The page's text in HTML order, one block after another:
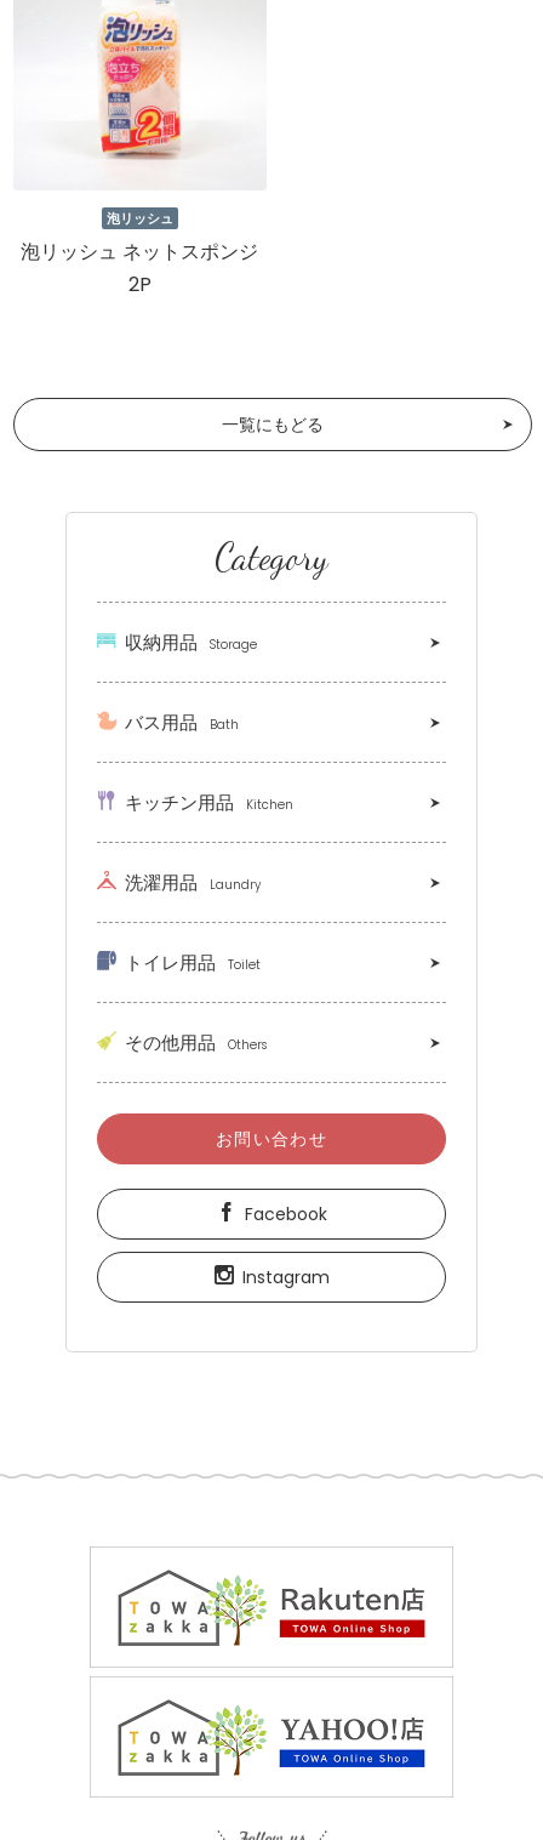
泡リッシュ
泡リッシュ ネットスポンジ
2P
一覧にもどる
Category
収納用品 Storage
バス用品 Bath
キッチン用品 Kitchen
洗濯用品 Laundry
トイレ用品 Toilet
その他用品 Others
お問い合わせ
Facebook
Instagram